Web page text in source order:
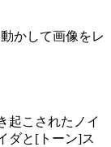
かして画像をレ
起こされたノイ
ダと[トーン]ス